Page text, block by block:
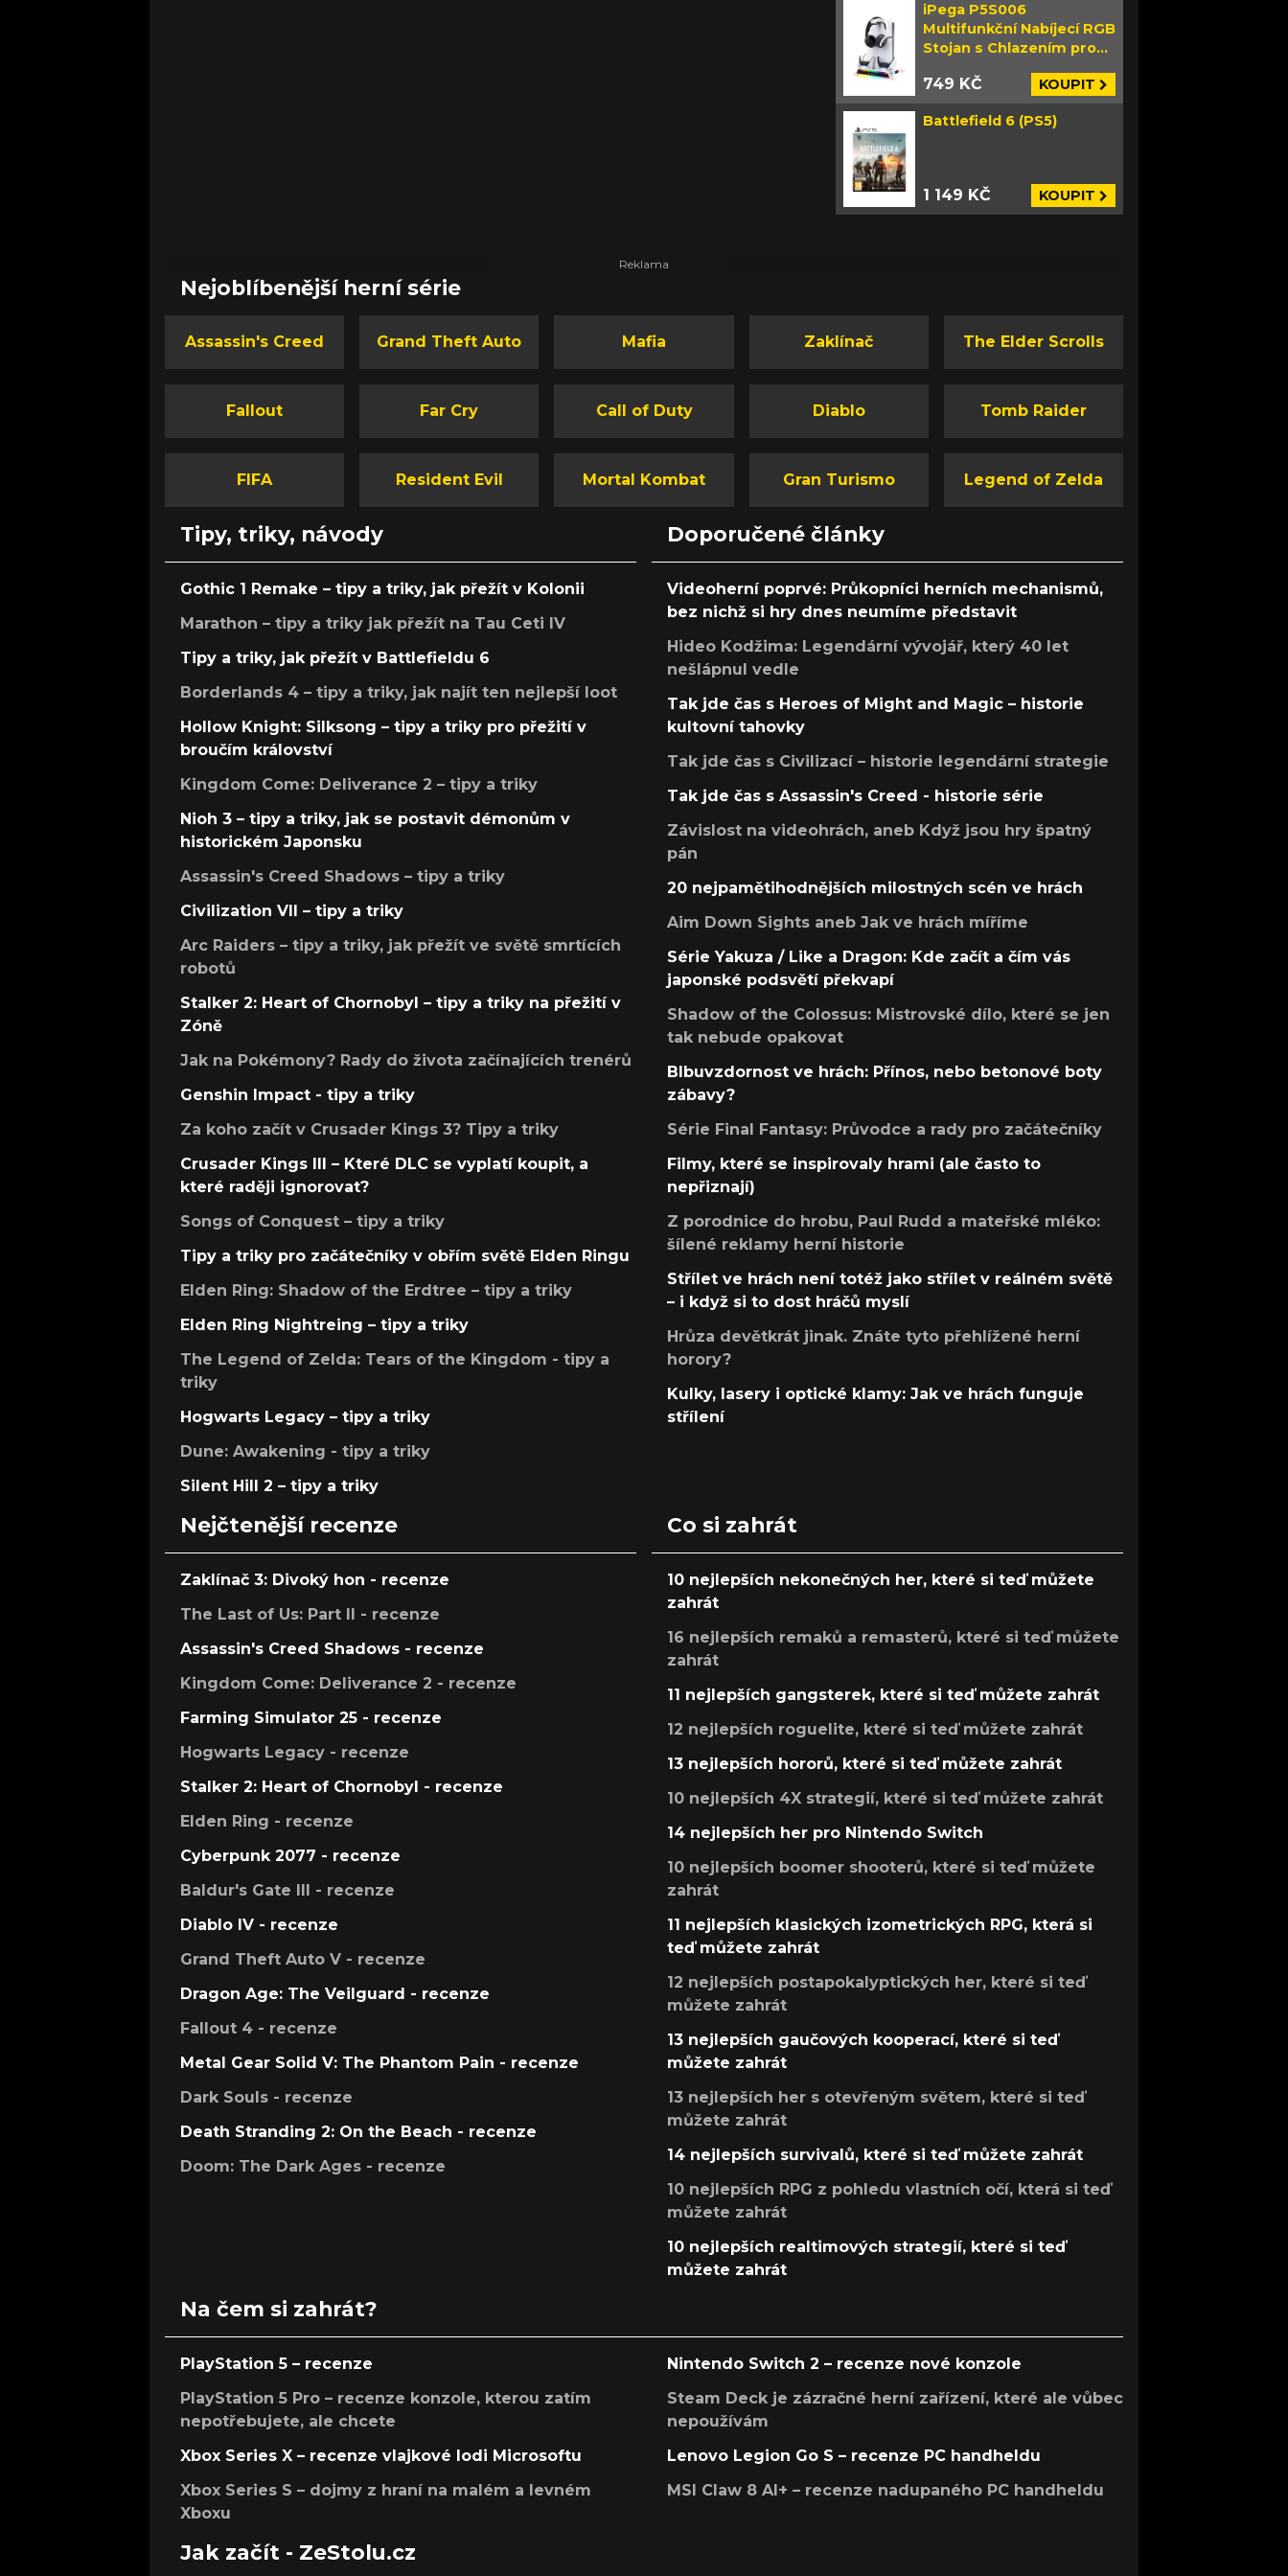
iPega P5S006
Multifunkční Nabíjecí RGB
Stojan s Chlazením pro
749 KČ KOUPIT
Battlefield 6 (PS5)
1 149 KČ KOUPIT
Nejoblíbenější herní série
Assassin's Creed Grand Theft Auto Mafia Zaklínač The Elder Scrolls
Fallout Far Cry Call of Duty Diablo Tomb Raider
FIFA Resident Evil Mortal Kombat Gran Turismo Legend of Zelda
Tipy, triky, návody
Gothic 1 Remake – tipy a triky, jak přežít v Kolonii
Marathon – tipy a triky jak přežít na Tau Ceti IV
Tipy a triky, jak přežít v Battlefieldu 6
Borderlands 4 – tipy a triky, jak najít ten nejlepší loot
Hollow Knight: Silksong – tipy a triky pro přežití v
broučím království
Kingdom Come: Deliverance 2 – tipy a triky
Nioh 3 – tipy a triky, jak se postavit démonům v
historickém Japonsku
Assassin's Creed Shadows – tipy a triky
Civilization VII – tipy a triky
Arc Raiders – tipy a triky, jak přežít ve světě smrtících
robotů
Stalker 2: Heart of Chornobyl – tipy a triky na přežití v
Zóně
Jak na Pokémony? Rady do života začínajících trenérů
Genshin Impact - tipy a triky
Za koho začít v Crusader Kings 3? Tipy a triky
Crusader Kings III – Které DLC se vyplatí koupit, a
které raději ignorovat?
Songs of Conquest – tipy a triky
Tipy a triky pro začátečníky v obřím světě Elden Ringu
Elden Ring: Shadow of the Erdtree – tipy a triky
Elden Ring Nightreing – tipy a triky
The Legend of Zelda: Tears of the Kingdom - tipy a
triky
Hogwarts Legacy – tipy a triky
Dune: Awakening - tipy a triky
Silent Hill 2 – tipy a triky
Doporučené články
Videoherní poprvé: Průkopníci herních mechanismů,
bez nichž si hry dnes neumíme představit
Hideo Kodžima: Legendární vývojář, který 40 let
nešlápnul vedle
Tak jde čas s Heroes of Might and Magic – historie
kultovní tahovky
Tak jde čas s Civilizací – historie legendární strategie
Tak jde čas s Assassin's Creed - historie série
Závislost na videohrách, aneb Když jsou hry špatný
pán
20 nejpamětihodnějších milostných scén ve hrách
Aim Down Sights aneb Jak ve hrách míříme
Série Yakuza / Like a Dragon: Kde začít a čím vás
japonské podsvětí překvapí
Shadow of the Colossus: Mistrovské dílo, které se jen
tak nebude opakovat
Blbuvzdornost ve hrách: Přínos, nebo betonové boty
zábavy?
Série Final Fantasy: Průvodce a rady pro začátečníky
Filmy, které se inspirovaly hrami (ale často to
nepřiznají)
Z porodnice do hrobu, Paul Rudd a mateřské mléko:
šílené reklamy herní historie
Střílet ve hrách není totéž jako střílet v reálném světě
– i když si to dost hráčů myslí
Hrůza devětkrát jinak. Znáte tyto přehlížené herní
horory?
Kulky, lasery i optické klamy: Jak ve hrách funguje
střílení
Nejčtenější recenze
Zaklínač 3: Divoký hon - recenze
The Last of Us: Part II - recenze
Assassin's Creed Shadows - recenze
Kingdom Come: Deliverance 2 - recenze
Farming Simulator 25 - recenze
Hogwarts Legacy - recenze
Stalker 2: Heart of Chornobyl - recenze
Elden Ring - recenze
Cyberpunk 2077 - recenze
Baldur's Gate III - recenze
Diablo IV - recenze
Grand Theft Auto V - recenze
Dragon Age: The Veilguard - recenze
Fallout 4 - recenze
Metal Gear Solid V: The Phantom Pain - recenze
Dark Souls - recenze
Death Stranding 2: On the Beach - recenze
Doom: The Dark Ages - recenze
Co si zahrát
10 nejlepších nekonečných her, které si teď můžete
zahrát
16 nejlepších remaků a remasterů, které si teď můžete
zahrát
11 nejlepších gangsterek, které si teď můžete zahrát
12 nejlepších roguelite, které si teď můžete zahrát
13 nejlepších hororů, které si teď můžete zahrát
10 nejlepších 4X strategií, které si teď můžete zahrát
14 nejlepších her pro Nintendo Switch
10 nejlepších boomer shooterů, které si teď můžete
zahrát
11 nejlepších klasických izometrických RPG, která si
teď můžete zahrát
12 nejlepších postapokalyptických her, které si teď
můžete zahrát
13 nejlepších gaučových kooperací, které si teď
můžete zahrát
13 nejlepších her s otevřeným světem, které si teď
můžete zahrát
14 nejlepších survivalů, které si teď můžete zahrát
10 nejlepších RPG z pohledu vlastních očí, která si teď
můžete zahrát
10 nejlepších realtimových strategií, které si teď
můžete zahrát
Na čem si zahrát?
PlayStation 5 – recenze
PlayStation 5 Pro – recenze konzole, kterou zatím
nepotřebujete, ale chcete
Xbox Series X – recenze vlajkové lodi Microsoftu
Xbox Series S – dojmy z hraní na malém a levném
Xboxu
Nintendo Switch 2 – recenze nové konzole
Steam Deck je zázračné herní zařízení, které ale vůbec
nepoužívám
Lenovo Legion Go S – recenze PC handheldu
MSI Claw 8 AI+ – recenze nadupaného PC handheldu
Jak začít - ZeStolu.cz